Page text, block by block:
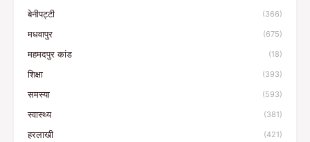
बेनीपट्टी (366)
मधवापुर (675)
महमदपुर कांड (18)
शिक्षा (393)
समस्या (593)
स्वास्थ्य (381)
हरलाखी (421)